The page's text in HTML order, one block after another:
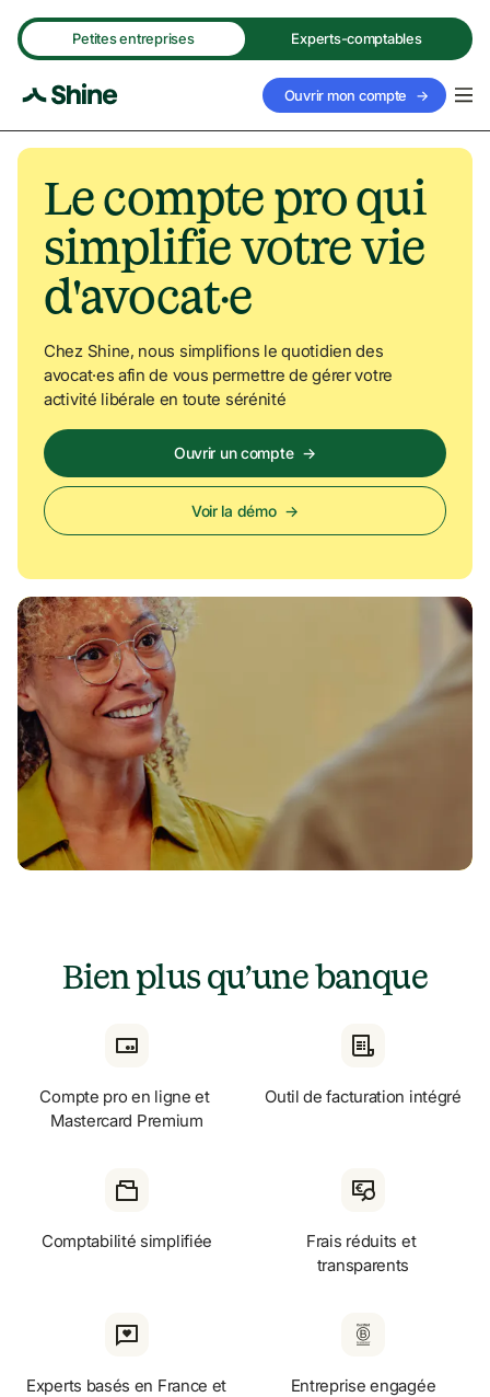
Petites entreprises Experts-comptables
Ouvrir mon compte →
Le compte pro qui
d'avocat·e
Chez Shine, nous simplifions le quotidien des
avocat·es afin de vous permettre de gérer votre
activité libérale en toute sérénité
Ouvrir un compte →
Voir la démo →
Bien plus qu’une banque
Compte pro en ligne et
Mastercard Premium
Outil de facturation intégré
Comptabilité simplifiée
Frais réduits et
transparents
Experts basés en France et
Entreprise engagée
Navigated to Le compte pro qui simplifie votre vie